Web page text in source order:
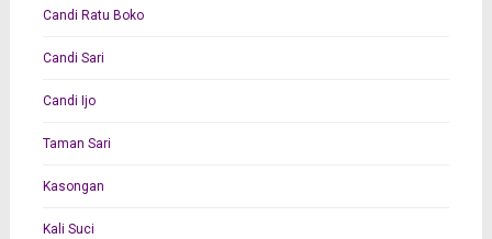
Candi Ratu Boko
Candi Sari
Candi Ijo
Taman Sari
Kasongan
Kali Suci